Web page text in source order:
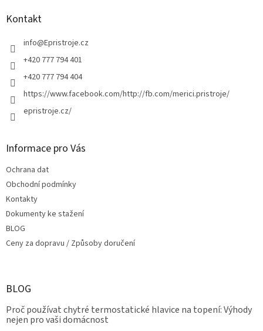
Kontakt
info@Epristroje.cz
+420 777 794 401
+420 777 794 404
https://www.facebook.com/http://fb.com/merici.pristroje/
epristroje.cz/
Informace pro Vás
Ochrana dat
Obchodní podmínky
Kontakty
Dokumenty ke stažení
BLOG
Ceny za dopravu / Způsoby doručení
BLOG
Proč používat chytré termostatické hlavice na topení: Výhody
nejen pro vaši domácnost